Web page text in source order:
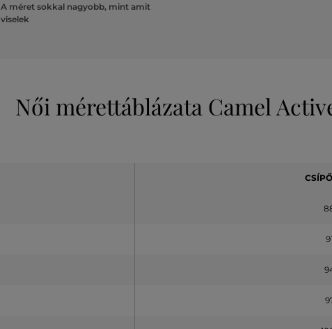
A méret sokkal nagyobb, mint amit
viselek
Női mérettáblázata Camel